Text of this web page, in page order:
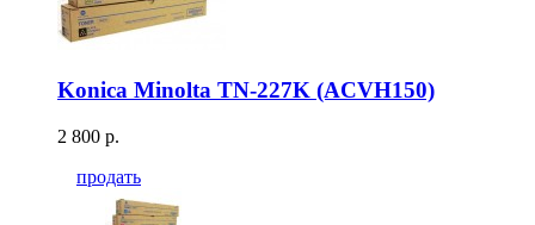
Konica Minolta TN-227K (ACVH150)
2 800 р.
продать